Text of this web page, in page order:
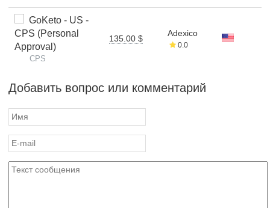
GoKeto - US -
CPS (Personal
Approval)
CPS
135.00 $
Adexico
0.0
Добавить вопрос или комментарий